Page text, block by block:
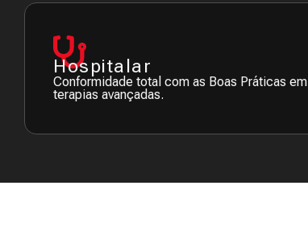
Hospitalar
Conformidade total com as Boas Práticas em
terapias avançadas.